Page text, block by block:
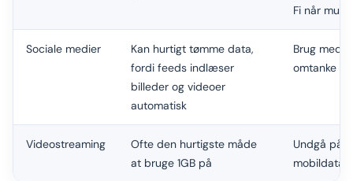
Fi når
Sociale medier
Kan hurtigt tømme data,
fordi feeds indlæser
billeder og videoer
automatisk
Brug med
omtanke
Videostreaming
Ofte den hurtigste måde
at bruge 1GB på
Undgå på
mobildata